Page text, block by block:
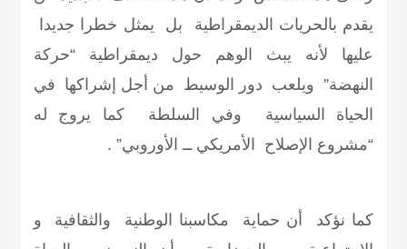
يقدم بالحريات الديمقراطية بل يمثل خطرا جديدا
عليها لأنه يبث الوهم حول ديمقراطية “حركة
النهضة” ويلعب دور الوسيط من أجل إشراكها في
الحياة السياسية وفي السلطة كما يروج له
“مشروع الإصلاح الأمريكي ــ الأوروبي” .
كما نؤكد أن حماية مكاسبنا الوطنية والثقافية و